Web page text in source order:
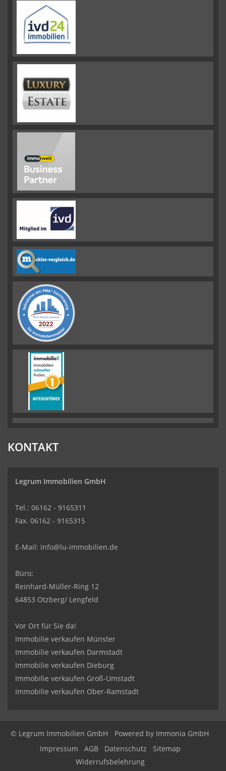
KONTAKT
Legrum Immobilien GmbH
Tel.: 06162 - 9165311
Fax. 06162 - 9165315
E-Mail: info@lu-immobilien.de
Büro:
Reinhard-Müller-Ring 12
64853 Otzberg/ Lengfeld
Vor Ort für Sie da!
Immobilie verkaufen Münster
Immobilie verkaufen Darmstadt
Immobilie verkaufen Dieburg
Immobilie verkaufen Groß-Umstadt
Immobilie verkaufen Ober-Ramstadt
© Legrum Immobilien GmbH Powered by Immonia GmbH
Impressum
AGB Datenschutz
Sitemap
Widerrufsbelehrung